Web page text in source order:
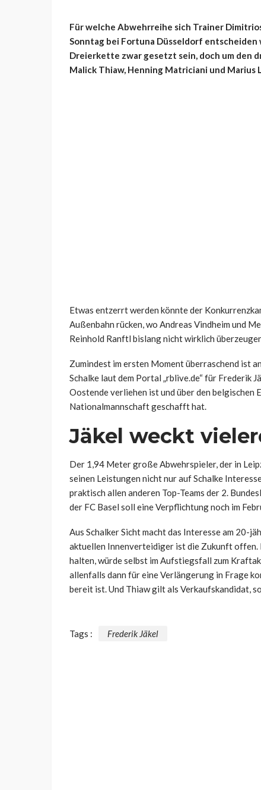
Für welche Abwehrreihe sich Trainer
Sonntag bei Fortuna Düsseldorf
Dreierkette zwar gesetzt sein, doch um den
Malick Thiaw, Henning Matriciani und Marius
Etwas entzerrt werden könnte der
Außenbahn rücken, wo Andreas Vindheim und
Reinhold Ranftl bislang nicht wirklich
Zumindest im ersten Moment überraschend ist
Schalke laut dem Portal „rblive.de“ für Frederik
Oostende verliehen ist und über den belgischen
Nationalmannschaft geschafft hat.
Jäkel weckt
Der 1,94 Meter große Abwehrspieler, der in
seinen Leistungen nicht nur auf Schalke
praktisch allen anderen Top-Teams der 2.
der FC Basel soll eine Verpflichtung noch im
Aus Schalker Sicht macht das Interesse am 20-
aktuellen Innenverteidiger ist die Zukunft offen.
halten, würde selbst im Aufstiegsfall zum
allenfalls dann für eine Verlängerung in Frage
bereit ist. Und Thiaw gilt als Verkaufskandidat,
Tags : Frederik Jäkel